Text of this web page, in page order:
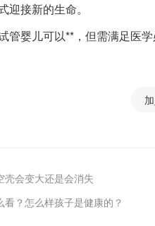
迎接新的生命。
管婴儿可以**，但需满足医
壳会变大还是会消失
看？怎么样孩子是健康的？